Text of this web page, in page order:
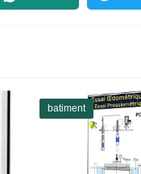
batiment